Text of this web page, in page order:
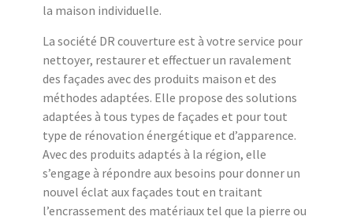
la maison individuelle.
La société DR couverture est à votre service pour
nettoyer, restaurer et effectuer un ravalement
des façades avec des produits maison et des
méthodes adaptées. Elle propose des solutions
adaptées à tous types de façades et pour tout
type de rénovation énergétique et d’apparence.
Avec des produits adaptés à la région, elle
s’engage à répondre aux besoins pour donner un
nouvel éclat aux façades tout en traitant
l’encrassement des matériaux tel que la pierre ou